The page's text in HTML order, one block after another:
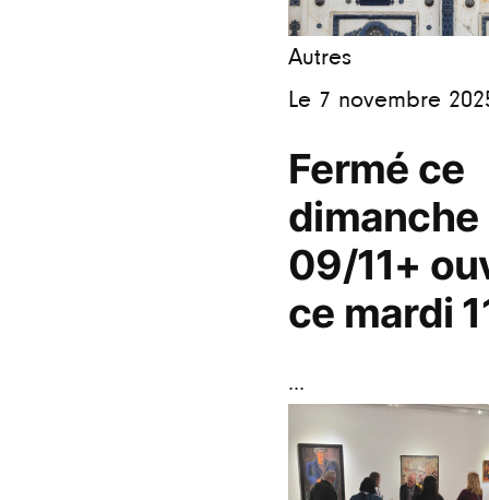
Autres
Le 7 novembre
Fermé ce
dimanche
09/11+
ce mardi
...